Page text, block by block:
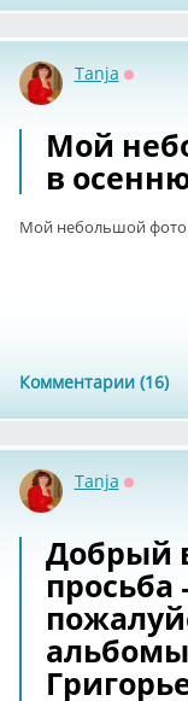
Tanja
Мой
в
Мой небольшой
Комментарии (16)
Tanja
Добрый
просьба